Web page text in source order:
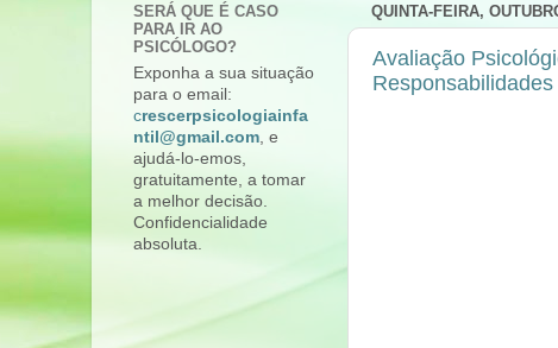
QUINTA-FEIRA,
Avaliação
SERÁ QUE É CASO
PARA IR AO
PSICÓLOGO?
Exponha a sua situação
para o email:
crescerpsicologiainfa
ntil@gmail.com, e
ajudá-lo-emos,
gratuitamente, a tomar
a melhor decisão.
Confidencialidade
absoluta.